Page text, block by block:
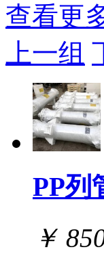
查看更
上一组
PP列
￥